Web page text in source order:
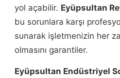
yol açabilir. Eyüpsultan
bu sorunlara karşı
sunarak işletmenizin her
olmasını garantiler.
Eyüpsultan Endüstriyel